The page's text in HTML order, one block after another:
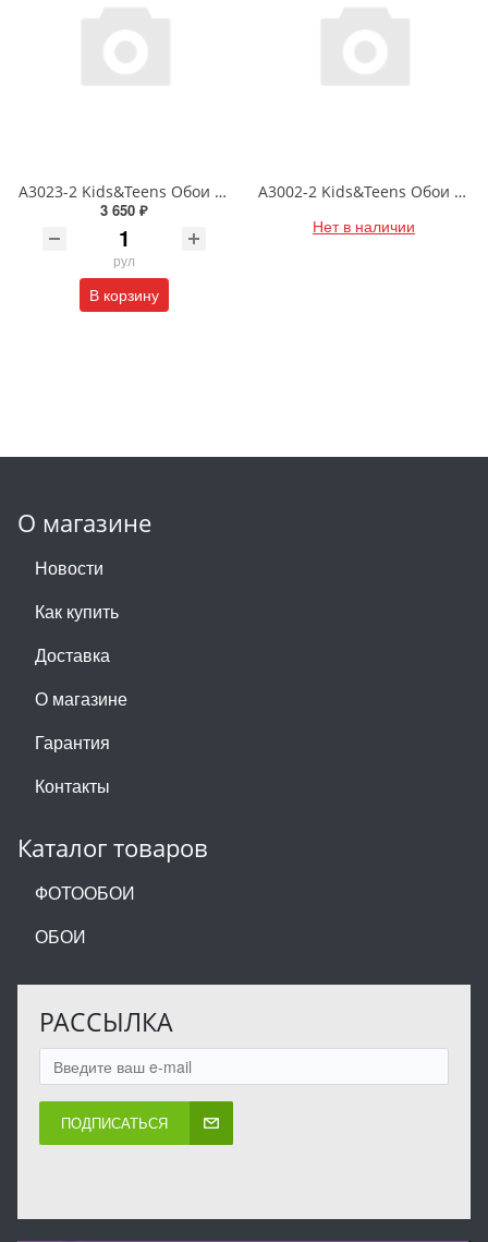
A3023-2 Kids&Teens Обои DUPLEX (бумажные) 0.93*17.75
3 650 ₽
рул
В корзину
A3002-2 Kids&Teens Обои DUPLEX (бумажные) 0.93*17.75
Нет в наличии
О магазине
Новости
Как купить
Доставка
О магазине
Гарантия
Контакты
Каталог товаров
ФОТООБОИ
ОБОИ
РАССЫЛКА
ПОДПИСАТЬСЯ